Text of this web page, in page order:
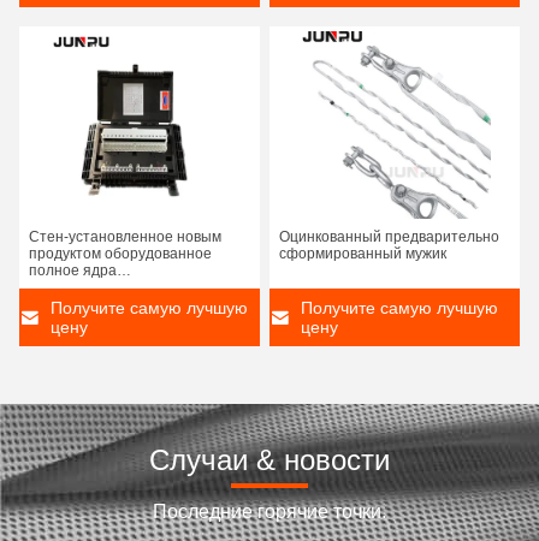
Стен-установленное новым
продуктом оборудованное
полное ядра
распределительной коробки 12
стекловолокна
Получите самую лучшую
цену
Оцинкованный предварительно
сформированный мужик
Получите самую лучшую
цену
Случаи & новости
Последние горячие точки.